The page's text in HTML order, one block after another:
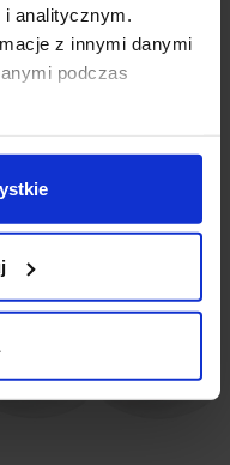
i analitycznym.
z innymi danymi
podczas